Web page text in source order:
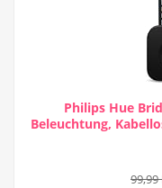
Philips Hue
Beleuchtung,
99,99